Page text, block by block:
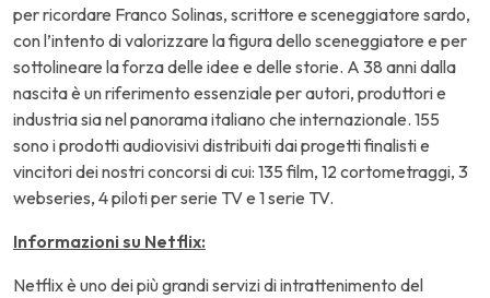
per ricordare Franco Solinas, scrittore e sceneggiatore sardo,
con l’intento di valorizzare la figura dello sceneggiatore e per
sottolineare la forza delle idee e delle storie. A 38 anni dalla
nascita è un riferimento essenziale per autori, produttori e
industria sia nel panorama italiano che internazionale. 155
sono i prodotti audiovisivi distribuiti dai progetti finalisti e
vincitori dei nostri concorsi di cui: 135 film, 12 cortometraggi, 3
webseries, 4 piloti per serie TV e 1 serie TV.
Informazioni su Netflix:
Netflix è uno dei più grandi servizi di intrattenimento del